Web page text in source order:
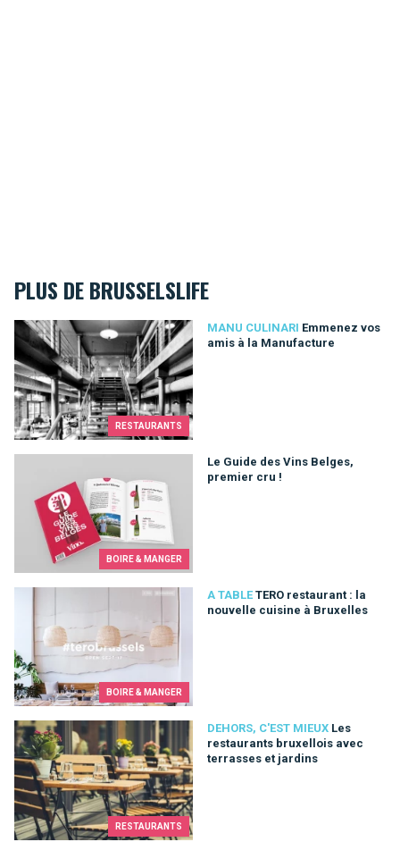
PLUS DE BRUSSELSLIFE
RESTAURANTS
MANU CULINARI Emmenez vos
amis à la Manufacture
Emmenez vos amis à la Manufacture
BOIRE & MANGER
Le Guide des Vins Belges,
premier cru !
Le Guide des Vins Belges, premier cru !
BOIRE & MANGER
A TABLE TERO restaurant : la
nouvelle cuisine à Bruxelles
TERO restaurant : la nouvelle cuisine à Bruxelles
RESTAURANTS
DEHORS, C'EST MIEUX Les
restaurants bruxellois avec
terrasses et jardins
Les restaurants bruxellois avec terrasses et jardins